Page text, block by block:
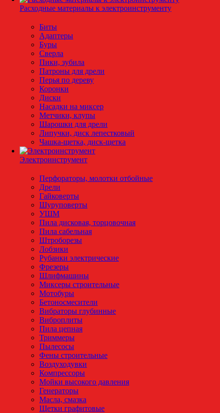
Расходные материалы к электроинструменту
Биты
Адаптеры
Буры
Сверла
Пики, зубила
Патроны для дрели
Перья по дереву
Коронки
Диски
Насадки на миксер
Метчики, клупы
Шарошки для дрели
Липучки, диск лепестковый
Чашка-щетка, диск-щетка
Электроинструмент
Перфораторы, молотки отбойные
Дрели
Гайковерты
Шуруповерты
УШМ
Пила дисковая, торцовочная
Пила сабельная
Штроборезы
Лобзики
Рубанки электрические
Фрезеры
Шлифмашины
Миксеры строительные
Мотобуры
Бетоносмесители
Вибраторы глубинные
Виброплиты
Пила цепная
Триммеры
Пылесосы
Фены строительные
Воздуходувки
Компрессоры
Мойки высокого давления
Генераторы
Масла, смазка
Щетки графитовые